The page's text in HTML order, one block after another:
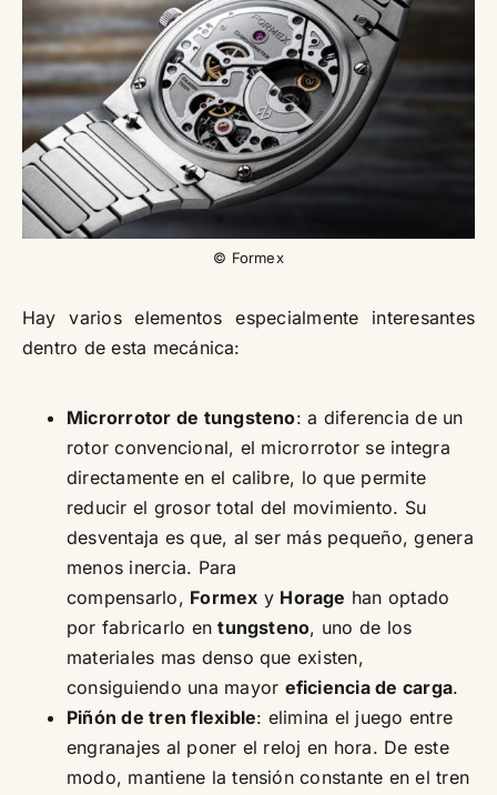
© Formex
Hay varios elementos especialmente interesantes
dentro de esta mecánica:
Microrrotor de tungsteno: a diferencia de un
rotor convencional, el microrrotor se integra
directamente en el calibre, lo que permite
reducir el grosor total del movimiento. Su
desventaja es que, al ser más pequeño, genera
menos inercia. Para
compensarlo, Formex y Horage han optado
por fabricarlo entungsteno, uno de los
materiales mas denso que existen,
consiguiendo una mayor eficiencia de carga.
Piñón de tren flexible: elimina el juego entre
engranajes al poner el reloj en hora. De este
modo, mantiene la tensión constante en el tren